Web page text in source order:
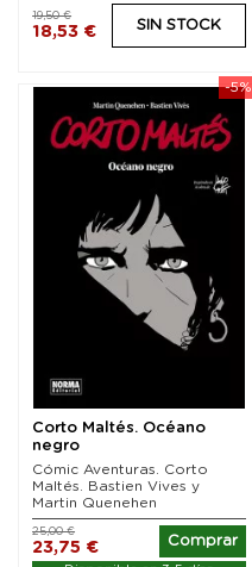
18,53 €
19,50 €
SIN STOCK
-5%
Corto Maltés. Océano
negro
Cómic Aventuras. Corto
Maltés. Bastien Vives y
Martin Quenehen
23,75 €
25,00 €
Comprar